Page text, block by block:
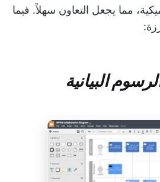
مما يجعل التعاون سهلاً. فيما